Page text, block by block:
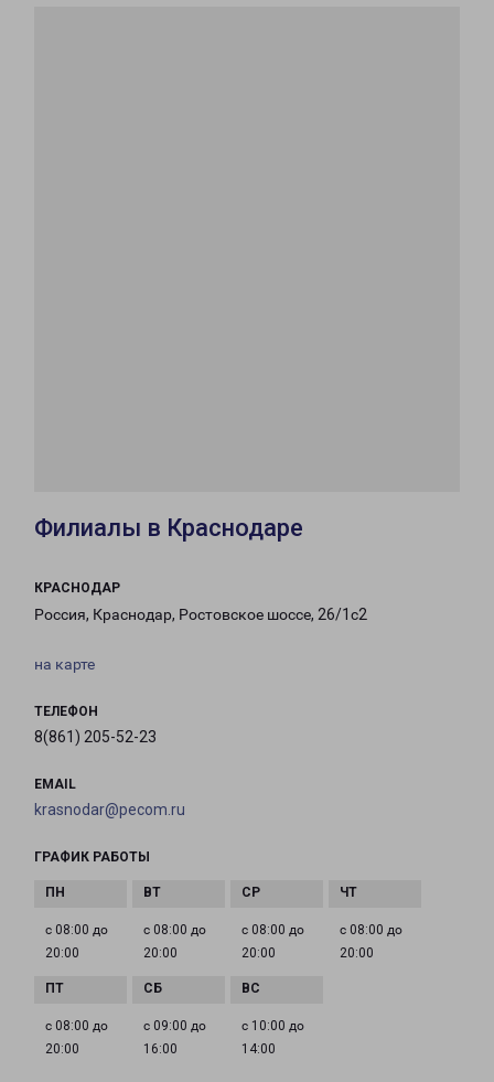
Филиалы в Краснодаре
КРАСНОДАР
Россия, Краснодар, Ростовское шоссе, 26/1с2
на карте
ТЕЛЕФОН
8(861) 205-52-23
EMAIL
krasnodar@pecom.ru
ГРАФИК РАБОТЫ
с 08:00 до
20:00
с 08:00 до
20:00
с 08:00 до
20:00
с 08:00 до
20:00
с 08:00 до
20:00
с 09:00 до
16:00
с 10:00 до
14:00